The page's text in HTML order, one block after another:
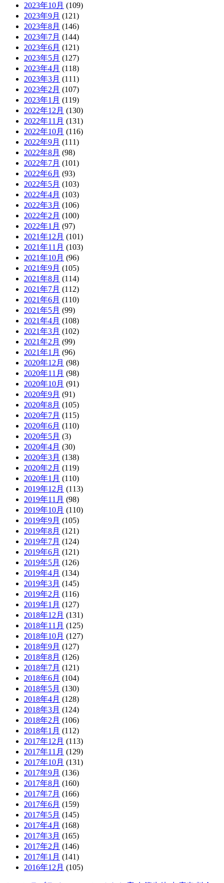
2023年10月 (109)
2023年9月 (121)
2023年8月 (146)
2023年7月 (144)
2023年6月 (121)
2023年5月 (127)
2023年4月 (118)
2023年3月 (111)
2023年2月 (107)
2023年1月 (119)
2022年12月 (130)
2022年11月 (131)
2022年10月 (116)
2022年9月 (111)
2022年8月 (98)
2022年7月 (101)
2022年6月 (93)
2022年5月 (103)
2022年4月 (103)
2022年3月 (106)
2022年2月 (100)
2022年1月 (97)
2021年12月 (101)
2021年11月 (103)
2021年10月 (96)
2021年9月 (105)
2021年8月 (114)
2021年7月 (112)
2021年6月 (110)
2021年5月 (99)
2021年4月 (108)
2021年3月 (102)
2021年2月 (99)
2021年1月 (96)
2020年12月 (98)
2020年11月 (98)
2020年10月 (91)
2020年9月 (91)
2020年8月 (105)
2020年7月 (115)
2020年6月 (110)
2020年5月 (3)
2020年4月 (30)
2020年3月 (138)
2020年2月 (119)
2020年1月 (110)
2019年12月 (113)
2019年11月 (98)
2019年10月 (110)
2019年9月 (105)
2019年8月 (121)
2019年7月 (124)
2019年6月 (121)
2019年5月 (126)
2019年4月 (134)
2019年3月 (145)
2019年2月 (116)
2019年1月 (127)
2018年12月 (131)
2018年11月 (125)
2018年10月 (127)
2018年9月 (127)
2018年8月 (126)
2018年7月 (121)
2018年6月 (104)
2018年5月 (130)
2018年4月 (128)
2018年3月 (124)
2018年2月 (106)
2018年1月 (112)
2017年12月 (113)
2017年11月 (129)
2017年10月 (131)
2017年9月 (136)
2017年8月 (160)
2017年7月 (166)
2017年6月 (159)
2017年5月 (145)
2017年4月 (168)
2017年3月 (165)
2017年2月 (146)
2017年1月 (141)
2016年12月 (105)